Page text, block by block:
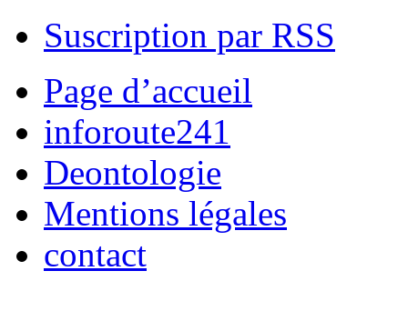
Suscription par RSS
Page d’accueil
inforoute241
Deontologie
Mentions légales
contact